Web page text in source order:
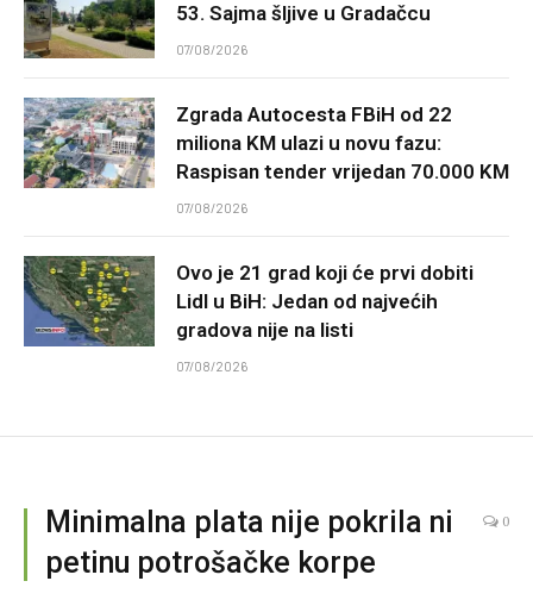
53. Sajma šljive u Gradačcu
07/08/2026
Zgrada Autocesta FBiH od 22
miliona KM ulazi u novu fazu:
Raspisan tender vrijedan 70.000 KM
07/08/2026
Ovo je 21 grad koji će prvi dobiti
Lidl u BiH: Jedan od najvećih
gradova nije na listi
07/08/2026
Minimalna plata nije pokrila ni
petinu potrošačke korpe
0